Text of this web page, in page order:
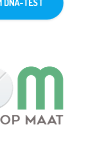
DNA-TEST